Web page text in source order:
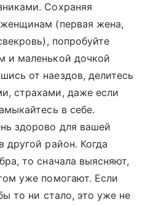
Сохраняя
(первая жена,
попробуйте
и маленькой дочкой
от наездов, делитесь
страхами, даже если
в себе.
здорово для вашей
другой район. Когда
то сначала выясняют,
уже помогают. Если
то ни стало, это уже не